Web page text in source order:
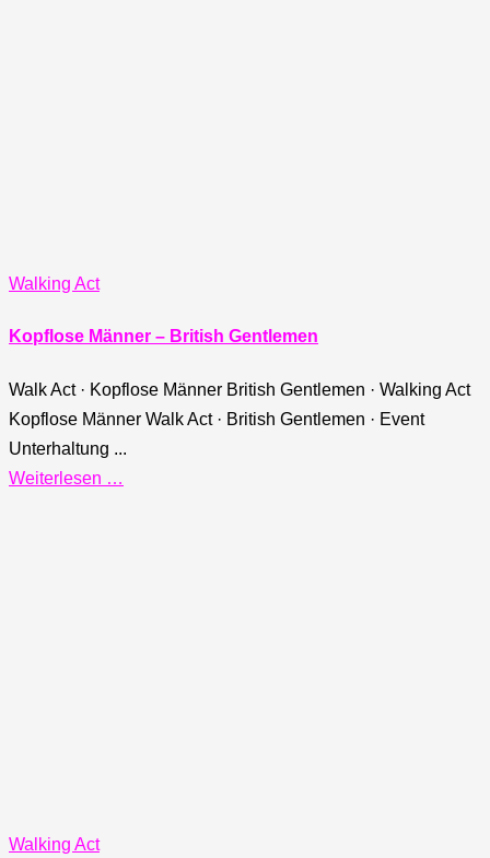
Walking Act
Kopflose Männer – British Gentlemen
Walk Act · Kopflose Männer British Gentlemen · Walking Act
Kopflose Männer Walk Act · British Gentlemen · Event
Unterhaltung ...
Weiterlesen …
Walking Act